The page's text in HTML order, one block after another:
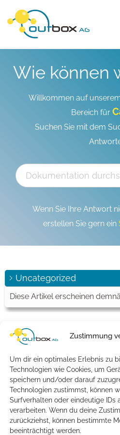
Zustimmung
Um dir ein optimales Erlebnis zu
Technologien wie Cookies, um
speichern und/oder darauf
Technologien zustimmst, können
Surfverhalten oder eindeutige IDs
verarbeiten. Wenn du deine
zurückziehst, können bestimmte
beeinträchtigt werden.
Wie können
Willkommen auf
Bereich für
Suchen Sie mit dem
Wenn Sie Ihre Antwort
erstellen Sie gern ein
Uncategorized
Diese Artikel erscheinen
Schlagwort
Artikel
Wann lassen sich
die zuvor in Quarantäne